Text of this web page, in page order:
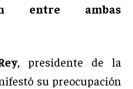
entre ambas
, presidente de la
su preocupación